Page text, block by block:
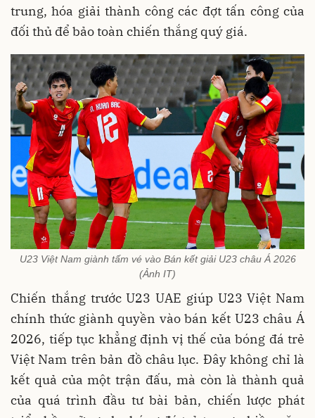
trung, hóa giải thành công các đợt tấn công của
đối thủ để bảo toàn chiến thắng quý giá.
U23 Việt Nam giành tấm vé vào Bán kết giải U23 châu Á 2026
(Ảnh IT)
Chiến thắng trước U23 UAE giúp U23 Việt Nam
chính thức giành quyền vào bán kết U23 châu Á
2026, tiếp tục khẳng định vị thế của bóng đá trẻ
Việt Nam trên bản đồ châu lục. Đây không chỉ là
kết quả của một trận đấu, mà còn là thành quả
của quá trình đầu tư bài bản, chiến lược phát